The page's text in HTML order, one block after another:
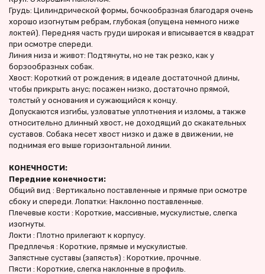
Грудь: Цилиндрической формы, бочкообразная благодаря очень
хорошо изогнутым ребрам, глубокая (опущена немного ниже
локтей). Передняя часть груди широкая и вписывается в квадрат
при осмотре спереди.
Линия низа и живот: Подтянуты, но не так резко, как у
борзообразных собак.
Хвост: Короткий от рождения; в идеале достаточной длины,
чтобы прикрыть анус; посажен низко, достаточно прямой,
толстый у основания и сужающийся к концу.
Допускаются изгибы, узловатые уплотнения и изломы, а также
относительно длинный хвост, не доходящий до скакательных
суставов. Собака несет хвост низко и даже в движении, не
поднимая его выше горизонтальной линии.
КОНЕЧНОСТИ:
Передние конечности:
Общий вид : Вертикально поставленные и прямые при осмотре
сбоку и спереди. Лопатки: Наклонно поставленные.
Плечевые кости : Короткие, массивные, мускулистые, слегка
изогнуты.
Локти : Плотно прилегают к корпусу.
Предплечья : Короткие, прямые и мускулистые.
Запястные суставы (запястья) : Короткие, прочные.
Пясти : Короткие, слегка наклонные в профиль.